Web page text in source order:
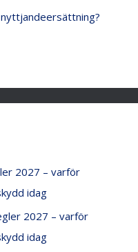
2027 – varför
idag
2027 – varför
idag